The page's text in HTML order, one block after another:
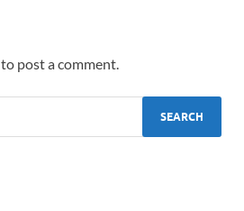
to post a comment.